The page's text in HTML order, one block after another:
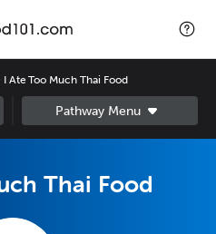
I Ate Too Much Thai Food
Thai Food